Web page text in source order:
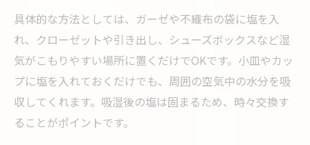
古い塩の見分け方と安全な活用アイデア
長期保存した塩の再利用ポイントを解説
古い塩でも安心して使うための保存技術
塩の劣化サインと賢い使い切りの工夫例
不要な塩を無駄なく使う実践知識まとめ
具体的な方法としては、ガーゼや不織布の袋に塩を入
れ、クローゼットや引き出し、シューズボックスなど湿
気がこもりやすい場所に置くだけでOKです。小皿やカッ
プに塩を入れておくだけでも、周囲の空気中の水分を吸
収してくれます。吸湿後の塩は固まるため、時々交換す
ることがポイントです。